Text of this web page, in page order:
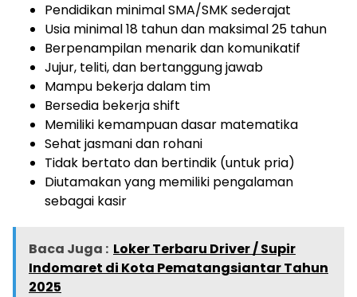
Pendidikan minimal SMA/SMK sederajat
Usia minimal 18 tahun dan maksimal 25 tahun
Berpenampilan menarik dan komunikatif
Jujur, teliti, dan bertanggung jawab
Mampu bekerja dalam tim
Bersedia bekerja shift
Memiliki kemampuan dasar matematika
Sehat jasmani dan rohani
Tidak bertato dan bertindik (untuk pria)
Diutamakan yang memiliki pengalaman
sebagai kasir
Baca Juga : Loker Terbaru Driver / Supir
Indomaret di Kota Pematangsiantar Tahun
2025